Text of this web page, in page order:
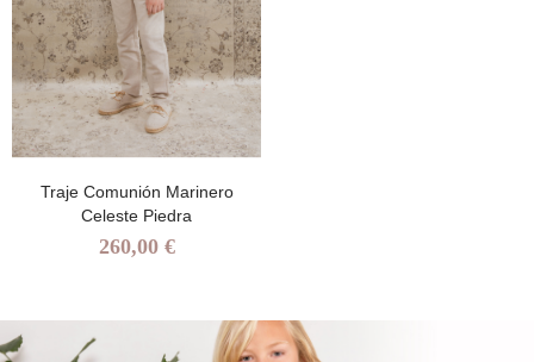
Traje Comunión Marinero
Celeste Piedra
260,00 €